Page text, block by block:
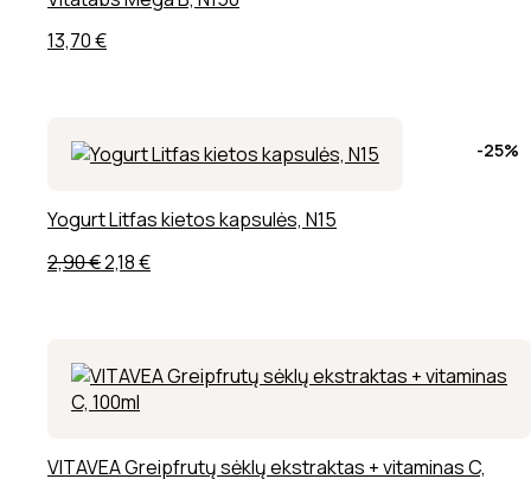
13,70€
-25%
Yogurt Litfas kietos kapsulės, N15
2,90€Original
2,18€Current
VITAVEA Greipfrutų sėklų ekstraktas + vitaminas C,